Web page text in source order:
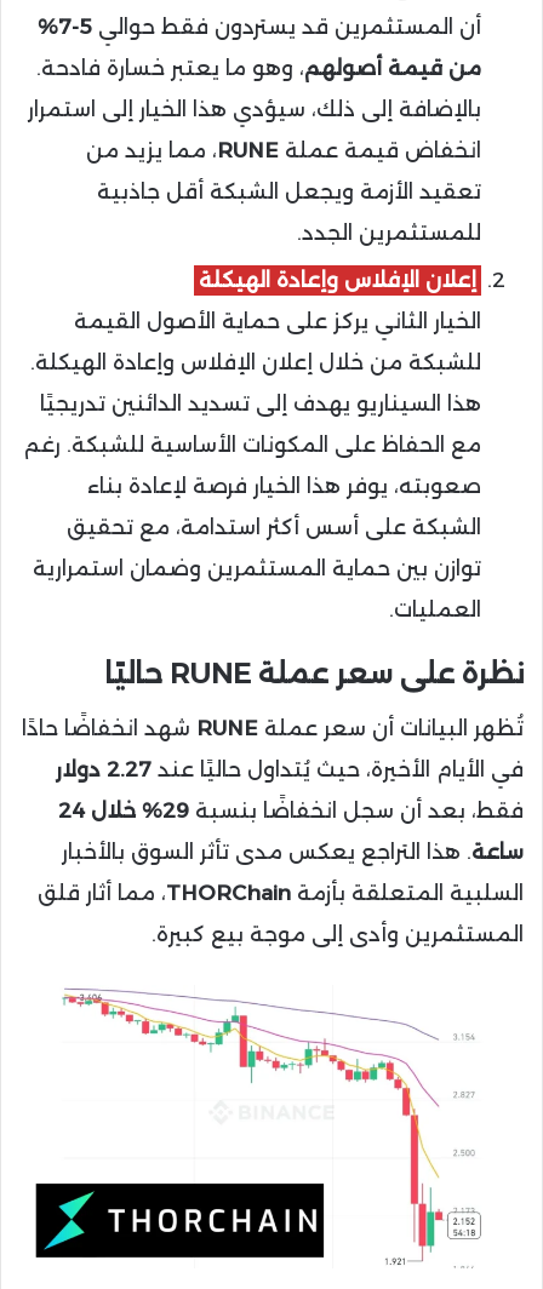
أن المستثمرين قد يستردون فقط حوالي
5-7%
من قيمة أصولهم، وهو ما يعتبر خسارة فادحة.
بالإضافة إلى ذلك، سيؤدي هذا الخيار إلى استمرار
انخفاض قيمة عملة RUNE، مما يزيد من
تعقيد الأزمة ويجعل الشبكة أقل جاذبية
للمستثمرين الجدد.
إعلان الإفلاس وإعادة الهيكلة
الخيار الثاني يركز على حماية الأصول القيمة
للشبكة من خلال إعلان الإفلاس وإعادة الهيكلة.
هذا السيناريو يهدف إلى تسديد الدائنين تدريجيًا
مع الحفاظ على المكونات الأساسية للشبكة. رغم
صعوبته، يوفر هذا الخيار فرصة لإعادة بناء
الشبكة على أسس أكثر استدامة، مع تحقيق
توازن بين حماية المستثمرين وضمان استمرارية
العمليات.
نظرة على سعر عملة RUNE حاليًا
تُظهر البيانات أن سعر عملة RUNE شهد انخفاضًا حادًا
في الأيام الأخيرة، حيث يُتداول حاليًا عند 2.27 دولار
فقط، بعد أن سجل انخفاضًا بنسبة
29% خلال 24
ساعة. هذا التراجع يعكس مدى تأثر السوق بالأخبار
السلبية المتعلقة بأزمة THORChain، مما أثار قلق
المستثمرين وأدى إلى موجة بيع كبيرة.